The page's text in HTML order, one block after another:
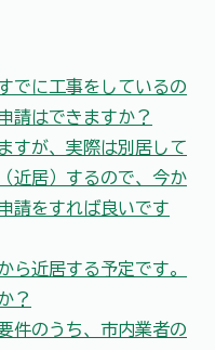
でに工事をしているの
請はできますか？
すが、実際は別居して
近居）するので、今か
請をすれば良いです
ら近居する予定です。
？
件のうち、市内業者の